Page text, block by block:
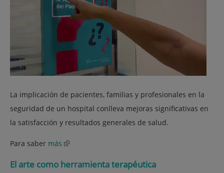
La implicación de pacientes, familias y profesionales en la
seguridad de un hospital conlleva mejoras significativas en
la satisfacción y resultados generales de salud.
Para saber más
El arte como herramienta terapéutica